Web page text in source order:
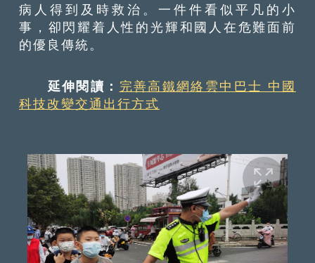
病人得到及時救治。一件件看似平凡的小
事，卻閃耀着人性的光輝和國人在危難面前
的優良傳統。
延伸閱讀： 完善高鐵網絡雲中巴士 中國
科技改變交通出行方式